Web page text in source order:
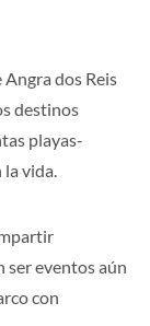
dos Reis
destinos
playas-
la vida.
ser eventos aún
con